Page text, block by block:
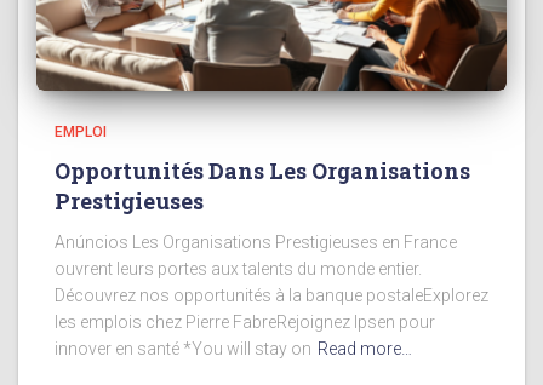
EMPLOI
Opportunités Dans Les Organisations
Prestigieuses
Anúncios Les Organisations Prestigieuses en France
ouvrent leurs portes aux talents du monde entier.
Découvrez nos opportunités à la banque postaleExplorez
les emplois chez Pierre FabreRejoignez Ipsen pour
innover en santé *You will stay on Read more…